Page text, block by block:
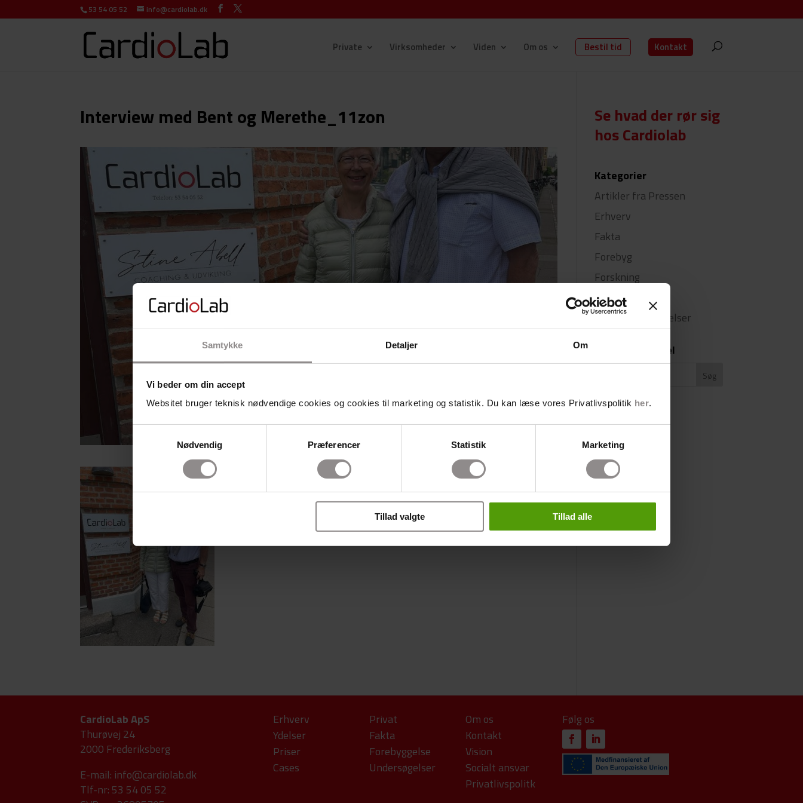
Samtykke Detaljer Om
Vi beder om din accept
Websitet bruger teknisk nødvendige cookies og cookies til marketing og statistik. Du kan læse vores Privatlivspolitik her.
Nødvendig
Præferencer Statistik Marketing
Tillad valgte Tillad alle
53 54 05 52 info@cardiolab.dk
Private Virksomheder Viden Om os Bestil tid Kontakt
Interview med Bent og Merethe_11zon
Se hvad der rør sig
hos Cardiolab
Kategorier
Artikler fra Pressen
Erhverv
Fakta
Forebyg
Forskning
Privat
Privat Undersøgelser
Søg efter artikel
CardioLab ApS
Thurøvej 24
2000 Frederiksberg
E-mail: info@cardiolab.dk
Tlf-nr: 53 54 05 52
Erhverv
Ydelser
Priser
Cases
Privat
Fakta
Forebyggelse
Undersøgelser
Om os
Kontakt
Vision
Socialt ansvar
Privatlivspolitk
Følg os